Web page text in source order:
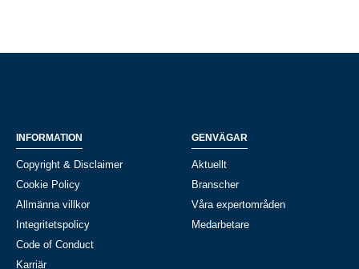
INFORMATION
Copyright & Disclaimer
Cookie Policy
Allmänna villkor
Integritetspolicy
Code of Conduct
Karriär
GENVÄGAR
Aktuellt
Branscher
Våra expertområden
Medarbetare